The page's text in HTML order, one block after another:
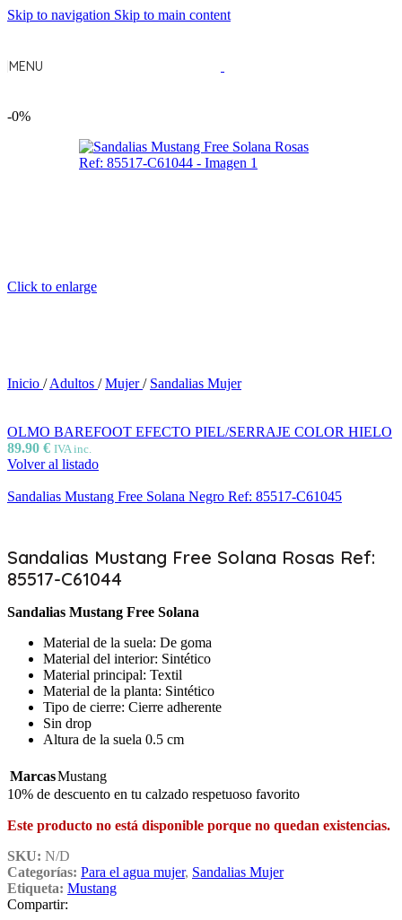
Skip to navigation Skip to main content
MENU
-0%
Click to enlarge
Inicio / Adultos / Mujer/ Sandalias Mujer
OLMO BAREFOOT EFECTO PIEL/SERRAJE COLOR HIELO
89.90 € IVA inc.
Volver al listado
Sandalias Mustang Free Solana Negro Ref: 85517-C61045
Sandalias Mustang Free Solana Rosas Ref:
85517-C61044
Sandalias Mustang Free Solana
Material de la suela: De goma
Material del interior: Sintético
Material principal: Textil
Material de la planta: Sintético
Tipo de cierre: Cierre adherente
Sin drop
Altura de la suela 0.5 cm
MarcasMustang
10% de descuento en tu calzado respetuoso favorito
Este producto no está disponible porque no quedan existencias.
SKU: N/D
Categorías: Para el agua mujer, Sandalias Mujer
Etiqueta: Mustang
Compartir: